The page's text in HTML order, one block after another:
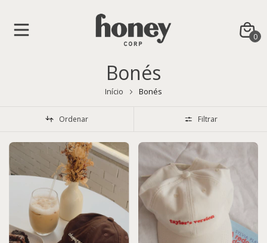
0
Bonés
Início Bonés
Ordenar Filtrar